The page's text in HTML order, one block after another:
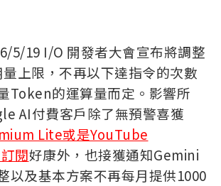
5/19 I/O 開發者大會宣布將調整
上限，不再以下達指令的次數
Token的運算量而定。影響所
AI付費客戶除了無預警喜獲
Lite或是YouTube
閱好康外，也接獲通知Gemini
以及基本方案不再每月提供1000